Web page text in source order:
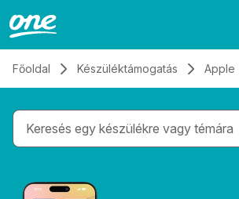
Főoldal Készüléktámogatás Apple
Gépelés közben megjelennek a